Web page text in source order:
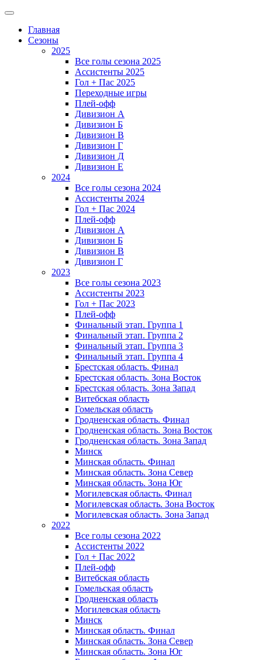
Главная
Сезоны
2025
Все голы сезона 2025
Ассистенты 2025
Гол + Пас 2025
Переходные игры
Плей-офф
Дивизион A
Дивизион Б
Дивизион В
Дивизион Г
Дивизион Д
Дивизион Е
2024
Все голы сезона 2024
Ассистенты 2024
Гол + Пас 2024
Плей-офф
Дивизион A
Дивизион Б
Дивизион В
Дивизион Г
2023
Все голы сезона 2023
Ассистенты 2023
Гол + Пас 2023
Плей-офф
Финальный этап. Группа 1
Финальный этап. Группа 2
Финальный этап. Группа 3
Финальный этап. Группа 4
Брестская область. Финал
Брестская область. Зона Восток
Брестская область. Зона Запад
Витебская область
Гомельская область
Гродненская область. Финал
Гродненская область. Зона Восток
Гродненская область. Зона Запад
Минск
Минская область. Финал
Минская область. Зона Север
Минская область. Зона Юг
Могилевская область. Финал
Могилевская область. Зона Восток
Могилевская область. Зона Запад
2022
Все голы сезона 2022
Ассистенты 2022
Гол + Пас 2022
Плей-офф
Витебская область
Гомельская область
Гродненская область
Могилевская область
Минск
Mинская область. Финал
Минская область. Зона Север
Минская область. Зона Юг